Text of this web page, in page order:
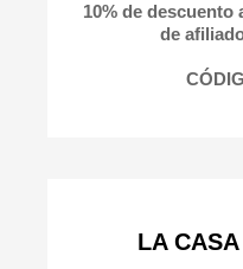
10% de descuento
de
LA